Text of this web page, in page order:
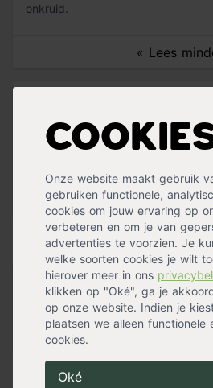
Onze website maakt gebruik
gebruiken functionele,
cookies om jouw ervaring op
verbeteren en om je van
advertenties te voorzien. Je
welke soorten cookies je wilt
hierover meer in ons
klikken op "Oké", ga je
op onze website. Indien je
plaatsen we alleen functionele
cookies.
Oké
« Lees
onkruid.
Lengte
31 cm
Breedte
11,20 cm
Geschikt voor
Buiten
Hoogte
4,90 cm
Meer
Handig voor erbij
Stoffer en blik
op voorraad
8,99
Alternatieven